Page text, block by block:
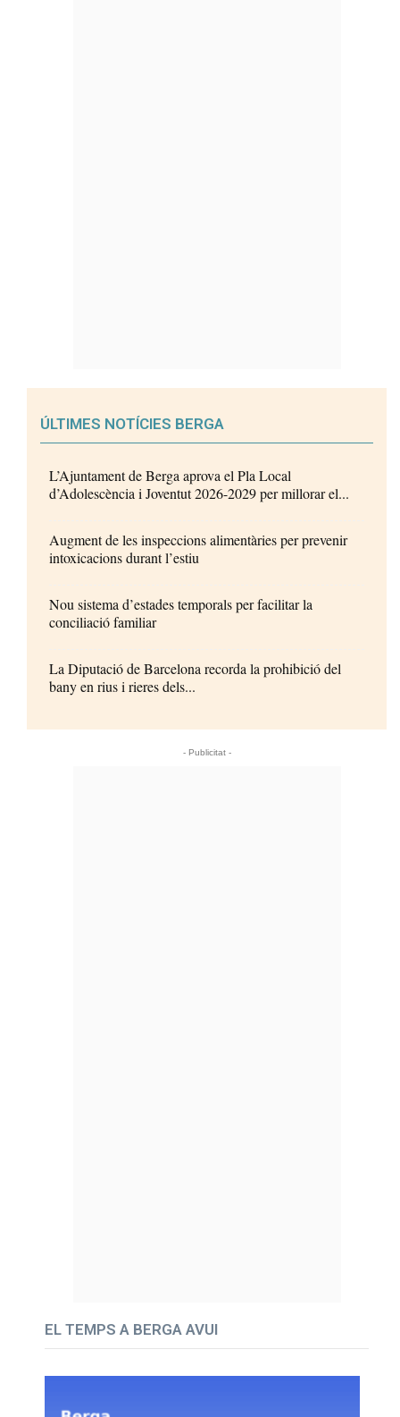
ÚLTIMES NOTÍCIES BERGA
L’Ajuntament de Berga aprova el Pla Local
d’Adolescència i Joventut 2026-2029 per millorar el...
Augment de les inspeccions alimentàries per prevenir
intoxicacions durant l’estiu
Nou sistema d’estades temporals per facilitar la
conciliació familiar
La Diputació de Barcelona recorda la prohibició del
bany en rius i rieres dels...
- Publicitat -
EL TEMPS A BERGA AVUI